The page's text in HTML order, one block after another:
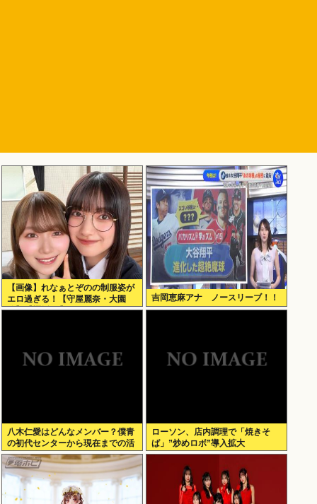
【画像】れなぁとぞのの制服姿が
エロ過ぎる！【守屋麗奈・大園
玲】【櫻坂46】
吉岡恵麻アナ ノースリーブ！！
八木仁愛はどんなメンバー？僕青
の初代センターから現在までの活
動を紹介
ローソン、店内調理で「焼きそ
ば」”炒めロボ”導入拡大